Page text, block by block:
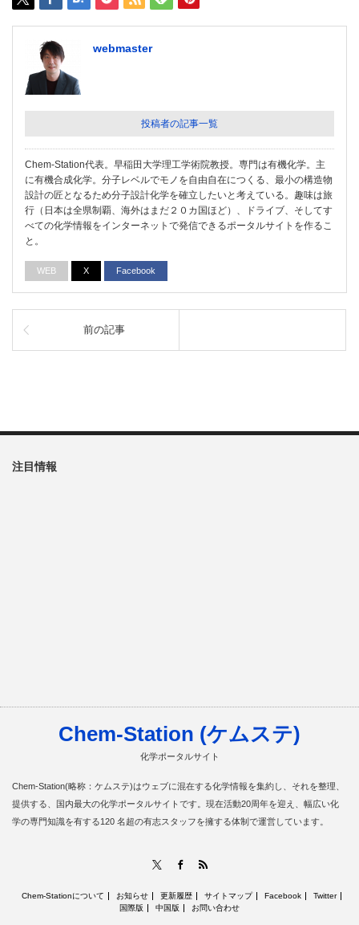
webmaster
投稿者の記事一覧
Chem-Station代表。早稲田大学理工学術院教授。専門は有機化学。主
に有機合成化学。分子レベルでモノを自由自在につくる、最小の構造物
設計の匠となるため分子設計化学を確立したいと考えている。趣味は旅
行（日本は全県制覇、海外はまだ２０カ国ほど）、ドライブ、そしてす
べての化学情報をインターネットで発信できるポータルサイトを作るこ
と。
WEB X Facebook
前の記事
注目情報
Chem-Station (ケムステ)
化学ポータルサイト
Chem-Station(略称：ケムステ)はウェブに混在する化学情報を集約し、それを整理、
提供する、国内最大の化学ポータルサイトです。現在活動20周年を迎え、幅広い化
学の専門知識を有する120 名超の有志スタッフを擁する体制で運営しています。
Facebook
Chem-Stationについて お知らせ 更新履歴 サイトマップ Facebook
Twitter
国際版
中国版 お問い合わせ